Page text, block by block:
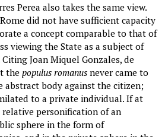
Perea also takes the same view.
did not have sufficient capacity
a concept comparable to that of
viewing the State as a subject of
Joan Miquel Gonzales, de
the populus romanusnever came to
abstract body against the citizen;
to a private individual. If at
personification of an
sphere in the form of